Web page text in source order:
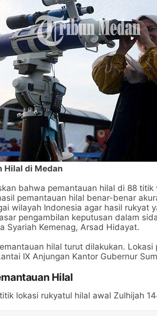
Hilal di Medan
bahwa pemantauan hilal di 88
pemantauan hilal benar-benar
wilayah Indonesia agar hasil rukyat
pengambilan keputusan dalam
Syariah Kemenag, Arsad Hidayat.
hilal turut dilakukan.
IX Anjungan Kantor Gubernur
Hilal
lokasi rukyatul hilal awal Zulhijah